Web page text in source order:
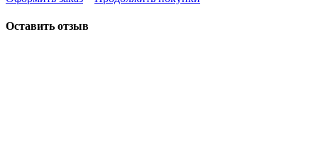
Оставить отзыв